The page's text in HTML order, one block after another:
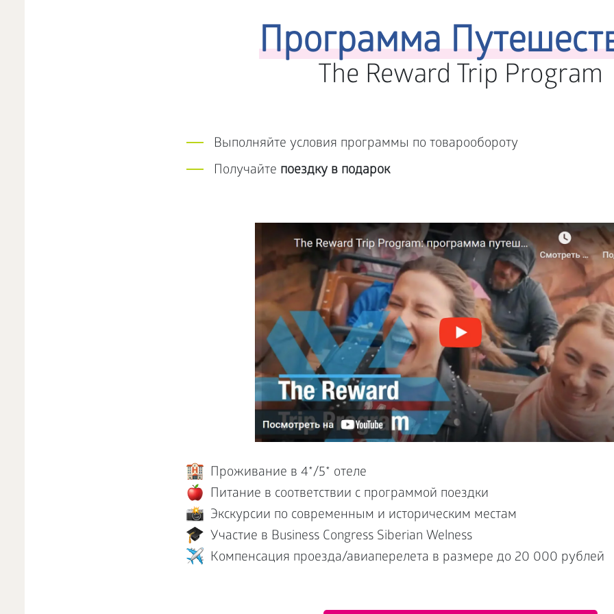
Программа
The Reward Trip Program
Выполняйте условия программы по товарообороту
Получайте поездку в подарок
Проживание в 4*/5* отеле
Питание в соответствии с программой поездки
Экскурсии по современным и историческим местам
Участие в Business Congress Siberian Welness
Компенсация проезда/авиаперелета в размере до 20 000 рублей